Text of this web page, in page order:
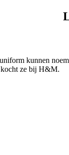
kunnen
kocht ze bij H&M.